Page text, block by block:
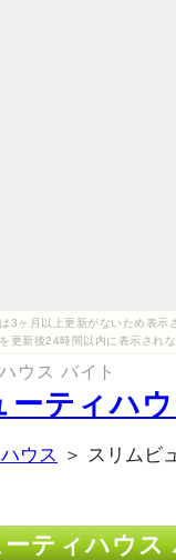
3ヶ月以上更新がないため表示
更新後24時間以内に表示されな
ウス バイト
ーティハ
ウス ＞ スリムビ
ティハウス